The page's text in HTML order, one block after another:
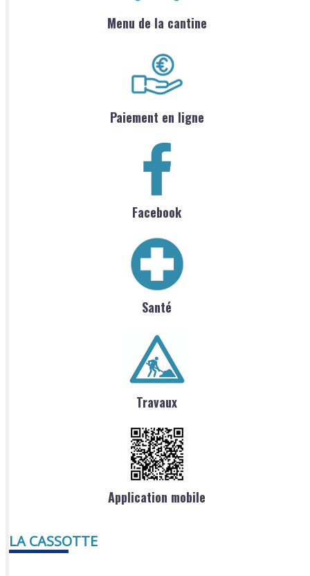
Menu de la cantine
Paiement en ligne
Facebook
Santé
Travaux
Application mobile
LA CASSOTTE